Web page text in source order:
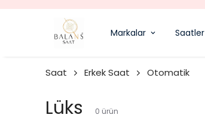
Markalar Saatler
Saat Erkek Saat Otomatik
Lüks 0 ürün